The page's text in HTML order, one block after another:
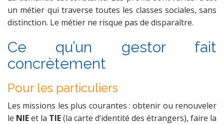
un métier qui traverse toutes les classes sociales, sans
distinction. Le métier ne risque pas de disparaître.
Ce qu’un gestor fait
concrètement
Pour les particuliers
Les missions les plus courantes : obtenir ou renouveler
le NIEet la TIE(la carte d’identité des étrangers), faire la